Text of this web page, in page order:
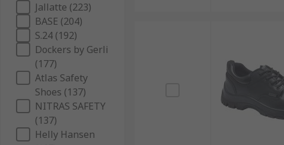
Jallatte (223)
BASE (204)
S.24 (192)
Dockers by Gerli
(177)
Atlas Safety
Shoes (137)
NITRAS SAFETY
(137)
Helly Hansen